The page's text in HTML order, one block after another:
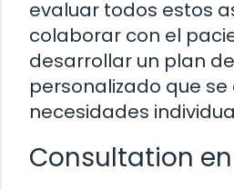
evaluar todos estos
colaborar con el
desarrollar un plan
personalizado que
necesidades
Consultation